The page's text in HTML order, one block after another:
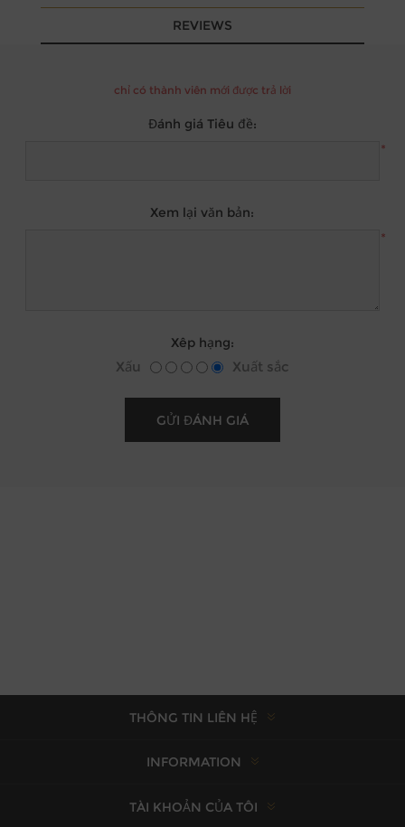
REVIEWS
chỉ có thành viên mới được trả lời
Đánh giá Tiêu đề:
*
Xem lại văn bản:
*
Xêp hạng:
Xấu Xuất sắc
THÔNG TIN LIÊN HỆ
INFORMATION
TÀI KHOẢN CỦA TÔI